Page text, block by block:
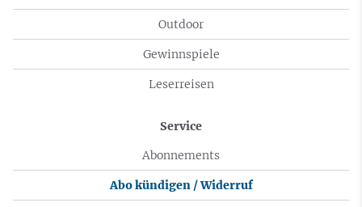
Outdoor
Gewinnspiele
Leserreisen
Service
Abonnements
Abo kündigen / Widerruf